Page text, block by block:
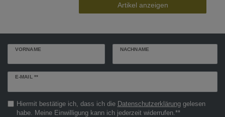
Artikel anzeigen
VORNAME NACHNAME
E-MAIL **
Newsletter
Hiermit bestätige ich, dass ich die Daten­schutz­erklärunggelesen
habe. Meine Einwilligung kann ich jederzeit widerrufen.**